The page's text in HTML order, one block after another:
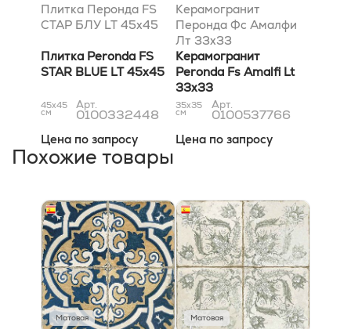
Плитка Перонда FS
СТАР БЛУ LT 45x45
Плитка Peronda FS
STAR BLUE LT 45x45
45x45
см
Арт.
0100332448
Цена по запросу
Керамогранит
Перонда Фс Амалфи
Лт 33x33
Керамогранит
Peronda Fs Amalfi Lt
33x33
35x35
см
Арт.
0100537766
Цена по запросу
Похожие товары
Матовая Матовая